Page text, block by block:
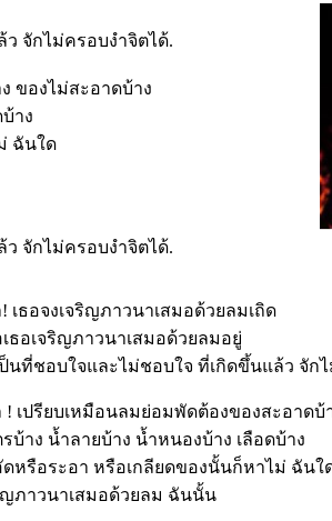
จักไม่ครอบงำจิตได้.
ของไม่สะอาดบ้าง
าง
ฉันใด
จักไม่ครอบงำจิตได้.
เธอจงเจริญภาวนาเสมอด้วยลมเถิด
เธอเจริญภาวนาเสมอด้วยลมอยู่
นที่ชอบใจและไม่ชอบใจ ที่เกิดขึ้นแล้ว จัก
! เปรียบเหมือนลมย่อมพัดต้องของสะอาดบ้
บ้าง น้ำลายบ้าง น้ำหนองบ้าง เลือดบ้าง
หรือระอา หรือเกลียดของนั้นก็หาไม่ ฉันใ
ญภาวนาเสมอด้วยลม ฉันนั้น